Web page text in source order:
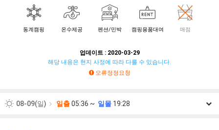
동계캠핑 온수제공 펜션/민박 캠핑용품대여 매점
업데이트 : 2020-03-29
해당 내용은 현지 사정에 따라 다를 수 있습니다.
오류정정요청
08-09(일) 일출05:36 ~ 일몰 19:28